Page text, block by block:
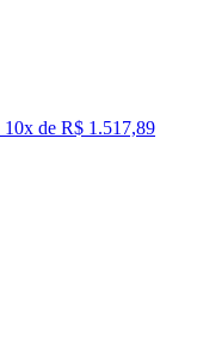
10x de R$ 1.517,89